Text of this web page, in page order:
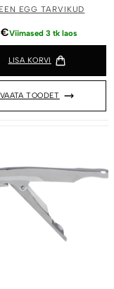
EGG TARVIKUD
€Viimased 3 tk laos
LISA KORVI
VAATA TOODET